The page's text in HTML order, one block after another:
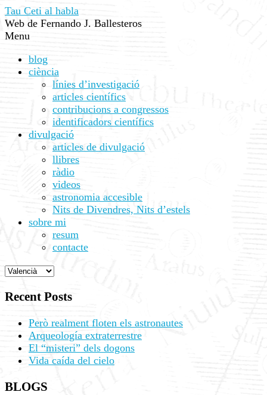
Tau Ceti al habla
Web de Fernando J. Ballesteros
Menu
blog
ciència
línies d’investigació
articles científics
contribucions a congressos
identificadors científics
divulgació
articles de divulgació
llibres
ràdio
videos
astronomia accesible
Nits de Divendres, Nits d’estels
sobre mi
resum
contacte
Recent Posts
Però realment floten els astronautes
Arqueología extraterrestre
El “misteri” dels dogons
Vida caída del cielo
BLOGS